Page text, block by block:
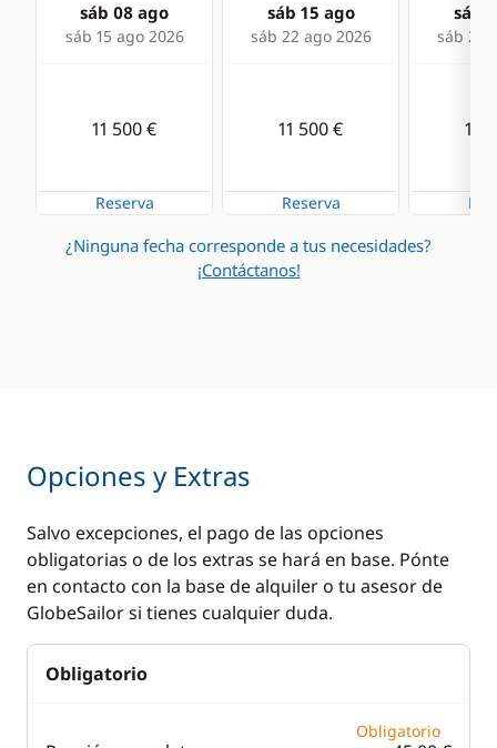
Comodidad
Generador
Cocina
Frigorífico
sáb 08 ago
sáb 15 ago 2026
sáb 15 ago
sáb 22 ago 2026
sáb
sáb 29
11 500 €
Reserva
11 500 €
Reserva
11
¿Ninguna fecha corresponde a tus necesidades?
¡Contáctanos!
Opciones y Extras
Salvo excepciones, el pago de las opciones
obligatorias o de los extras se hará en base. Pónte
en contacto con la base de alquiler o tu asesor de
GlobeSailor si tienes cualquier duda.
Obligatorio
Obligatorio